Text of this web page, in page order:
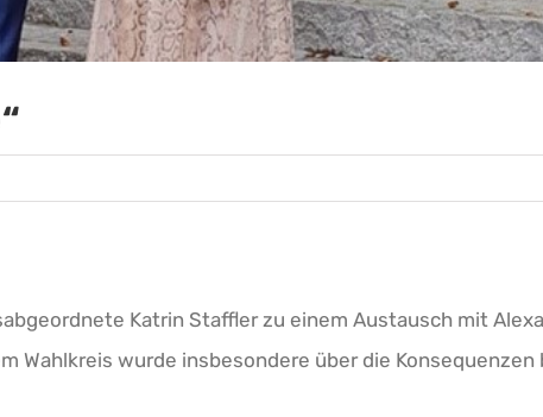
Katrin Staffler zu einem Austausch mit
Wahlkreis wurde insbesondere über die